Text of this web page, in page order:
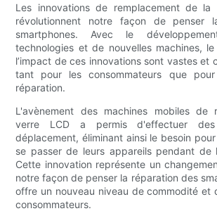
Les innovations de remplacement de la
révolutionnent notre façon de penser
smartphones. Avec le
technologies et de nouvelles machines,
l’impact de ces innovations sont vastes et
tant pour les consommateurs que
réparation.
L'avènement des machines mobiles de
verre LCD a permis d'effectuer
déplacement, éliminant ainsi le besoin
se passer de leurs appareils pendant de
Cette innovation représente un
notre façon de penser la réparation des
offre un nouveau niveau de commodité et
consommateurs.